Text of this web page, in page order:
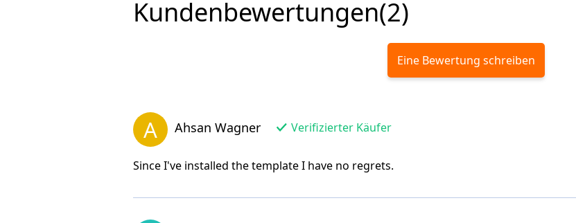
Kundenbewertungen(2)
Eine Bewertung schreiben
A Ahsan Wagner Verifizierter Käufer
Since I've installed the template I have no regrets.